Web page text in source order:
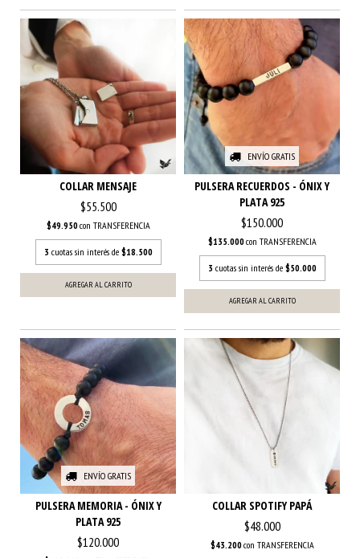
COLLAR MENSAJE
$55.500
$49.950con TRANSFERENCIA
3 cuotas sin interés de $18.500
AGREGAR AL CARRITO
ENVÍO GRATIS
PULSERA RECUERDOS - ÓNIX Y
PLATA 925
$150.000
$135.000con TRANSFERENCIA
3 cuotas sin interés de $50.000
AGREGAR AL CARRITO
ENVÍO GRATIS
PULSERA MEMORIA - ÓNIX Y
PLATA 925
$120.000
COLLAR SPOTIFY PAPÁ
$48.000
$43.200con TRANSFERENCIA